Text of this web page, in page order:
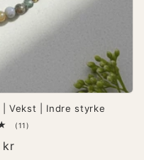
| Vekst | Indre styrke
(11)
kr